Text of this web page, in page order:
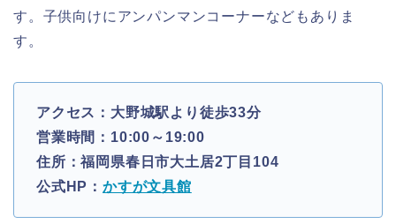
す。子供向けにアンパンマンコーナーなどもありま
す。
アクセス：大野城駅より徒歩33分
営業時間：10:00～19:00
住所：福岡県春日市大土居2丁目104
公式HP： かすが文具館